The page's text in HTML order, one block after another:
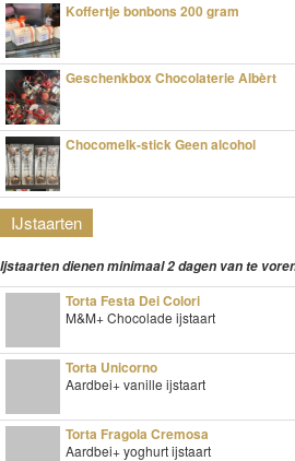
Koffertje bonbons 200 gram
Geschenkbox Chocolaterie Albèrt
Chocomelk-stick Geen alcohol
IJstaarten
Ijstaarten dienen minimaal 2 dagen van te
Torta Festa Dei Colori
M&M+ Chocolade ijstaart
Torta Unicorno
Aardbei+ vanille ijstaart
Torta Fragola Cremosa
Aardbei+ yoghurt ijstaart